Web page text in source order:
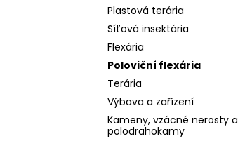
Plastová terária
Síťová insektária
Flexária
Poloviční flexária
Terária
Výbava a zařízení
Kameny, vzácné nerosty a
polodrahokamy
ŠVÁBI ARGENTINŠTÍ